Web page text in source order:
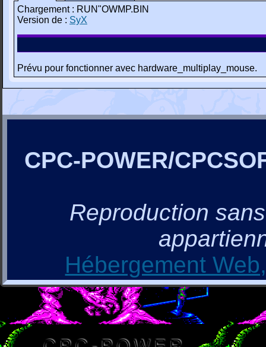
Chargement : RUN"OWMP.BIN
Version de : SyX
Prévu pour fonctionner avec hardware_multiplay_mouse.
CPC-POWER/
Reproduction
Hébergement